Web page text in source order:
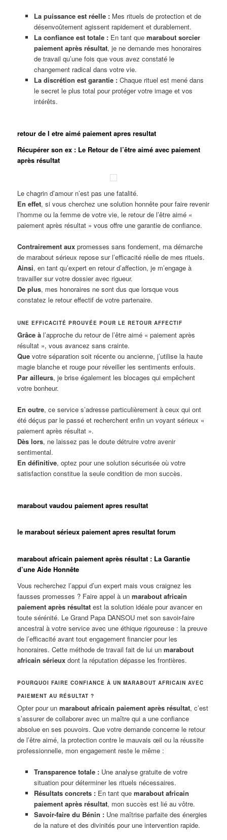
La puissance est réelle :Mes rituels de protection et de
désenvoûtement agissent rapidement et durablement.
La confiance est totale :En tant que marabout sorcier
paiement après résultat, je ne demande mes honoraires
de travail qu’une fois que vous avez constaté le
changement radical dans votre vie.
La discrétion est garantie :Chaque rituel est mené dans
le secret le plus total pour protéger votre image et vos
intérêts.
retour de l etre aimé paiement apres resultat
Récupérer son ex : Le Retour de l’être aimé avec paiement
après résultat
Le chagrin d’amour n’est pas une fatalité.
En effet, si vous cherchez une solution honnête pour faire revenir
l’homme ou la femme de votre vie, le retour de l’être aimé «
paiement après résultat » vous offre une garantie de confiance.
Contrairement aux promesses sans fondement, ma démarche
de marabout sérieux repose sur l’efficacité réelle de mes rituels.
Ainsi, en tant qu’expert en retour d’affection, je m’engage à
travailler sur votre dossier avec rigueur.
De plus, mes honoraires ne sont dus que lorsque vous
constatez le retour effectif de votre partenaire.
UNE EFFICACITÉ PROUVÉE POUR LE RETOUR AFFECTIF
Grâce à l’approche du retour de l’être aimé « paiement après
résultat », vous avancez sans crainte.
Que votre séparation soit récente ou ancienne, j’utilise la haute
magie blanche et rouge pour réveiller les sentiments enfouis.
Par ailleurs, je brise également les blocages qui empêchent
votre bonheur.
En outre, ce service s’adresse particulièrement à ceux qui ont
été déçus par le passé et recherchent enfin un voyant sérieux «
paiement après résultat ».
Dès lors, ne laissez pas le doute détruire votre avenir
sentimental.
En définitive, optez pour une solution sécurisée où votre
satisfaction constitue la seule condition de mon succès.
marabout vaudou paiement apres resultat
le marabout sérieux paiement apres resultat forum
marabout africain paiement après résultat : La Garantie
d’une Aide Honnête
Vous recherchez l’appui d’un expert mais vous craignez les
fausses promesses ? Faire appel à unmarabout africain
paiement après résultat est la solution idéale pour avancer en
toute sérénité. Le Grand Papa DANSOU met son savoir-faire
ancestral à votre service avec une éthique rigoureuse : la preuve
de l’efficacité avant tout engagement financier pour les
honoraires. Cette méthode de travail fait de lui unmarabout
africain sérieux dont la réputation dépasse les frontières.
POURQUOI FAIRE CONFIANCE À UN MARABOUT AFRICAIN AVEC
PAIEMENT AU RÉSULTAT ?
Opter pour unmarabout africain paiement après résultat, c’est
s’assurer de collaborer avec un maître qui a une confiance
absolue en ses pouvoirs. Que votre demande concerne le retour
de l’être aimé, la protection contre le mauvais œil ou la réussite
professionnelle, mon engagement reste le même :
Transparence totale :Une analyse gratuite de votre
situation pour déterminer les rituels nécessaires.
Résultats concrets :En tant que marabout africain
paiement après résultat, mon succès est lié au vôtre.
Savoir-faire du Bénin :Une maîtrise parfaite des énergies
de la nature et des divinités pour une intervention rapide.